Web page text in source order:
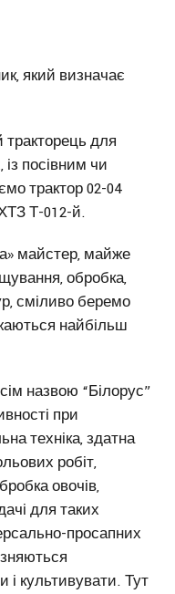
який визначає
для
посівним чи
трактор 02-04
Т-012-й.
майстер, майже
обробка,
сміливо беремо
найбільш
назвою “Білорус”
при
техніка, здатна
робіт,
овочів,
для таких
просапних
і культивувати. Тут